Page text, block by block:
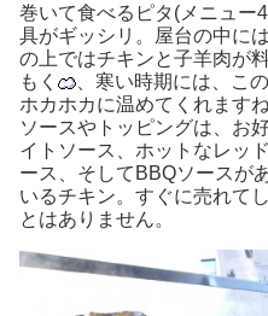
巻いて食べるピタ(メニュー
具がギッシリ。屋台の中に
の上ではチキンと子羊肉が
もく
、寒い時期には、こ
ホカホカに温めてくれます
ソースやトッピングは、お
イトソース、ホットなレッ
ース、そしてBBQソースが
いるチキン。すぐに売れて
とはありません。